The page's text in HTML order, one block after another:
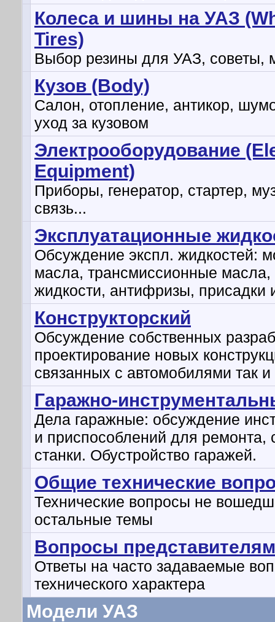
Колеса и шины на УАЗ
Tires)
Выбор резины для УАЗ, советы,
Кузов (Body)
Салон, отопление, антикор,
уход за кузовом
Электрооборудование
Equipment)
Приборы, генератор, стартер,
связь...
Эксплуатационные
Обсуждение экспл. жидкостей:
масла, трансмиссионные
жидкости, антифризы, присадки
Конструкторский
Обсуждение собственных
проектирование новых
связанных с автомобилями так и
Гаражно-
Дела гаражные: обсуждение
и приспособлений для ремонта,
станки. Обустройство гаражей.
Общие технические
Технические вопросы не
остальные темы
Вопросы
Ответы на часто задаваемые
технического характера
Модели УАЗ